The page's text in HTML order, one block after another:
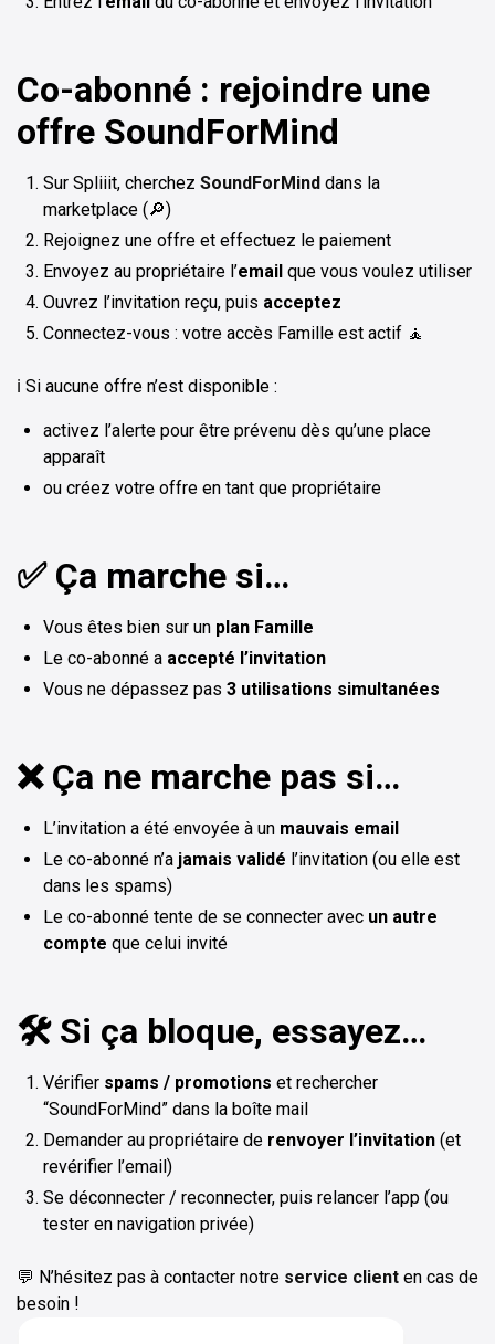
Co-abonné : rejoindre une
offre SoundForMind
Sur Spliiit, cherchez SoundForMind dans la
marketplace (🔎)
Rejoignez une offre et effectuez le paiement
Envoyez au propriétaire l’email que vous voulez utiliser
Ouvrez l’invitation reçu, puis acceptez
Connectez-vous : votre accès Famille est actif 🧘
ℹ️ Si aucune offre n’est disponible :
activez l’alerte pour être prévenu dès qu’une place
apparaît
ou créez votre offre en tant que propriétaire
✅ Ça marche si…
Vous êtes bien sur un plan Famille
Le co-abonné a accepté l’invitation
Vous ne dépassez pas 3 utilisations simultanées
❌ Ça ne marche pas si…
L’invitation a été envoyée à un mauvais email
Le co-abonné n’a jamais validé l’invitation (ou elle est
dans les spams)
Le co-abonné tente de se connecter avec un autre
compte que celui invité
🛠️ Si ça bloque, essayez…
Vérifier spams / promotions et rechercher
“SoundForMind” dans la boîte mail
Demander au propriétaire de renvoyer l’invitation (et
revérifier l’email)
Se déconnecter / reconnecter, puis relancer l’app (ou
tester en navigation privée)
💬 N’hésitez pas à contacter notre service client en cas de
besoin !